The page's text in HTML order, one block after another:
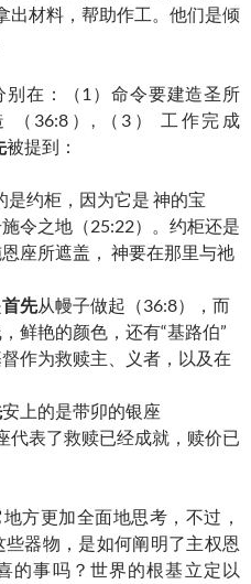
出材料，帮助作工。他们是倾
在：（1）命令要建造圣所
（36:8）, （3） 工作完成
被提到：
是约柜，因为它是 神的宝
令之地（25:22）。约柜还是
座所遮盖， 神要在那里与祂
首先从幔子做起（36:8），而
鲜艳的颜色，还有“基路伯”
作为救赎主、义者，以及在
安上的是带卯的银座
代表了救赎已经成就，赎价已
方更加全面地思考，不过，
些器物，是如何阐明了主权恩
的事吗？世界的根基立定以